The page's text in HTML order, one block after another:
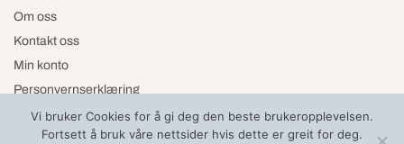
Om oss
Kontakt oss
Min konto
Personvernserklæring
Vi bruker Cookies for å gi deg den beste brukeropplevelsen.
Fortsett å bruk våre nettsider hvis dette er greit for deg.